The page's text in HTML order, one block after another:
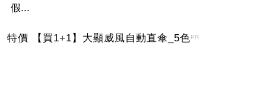
假...
特價 【買1+1】大顯威風自動直傘_5色PR